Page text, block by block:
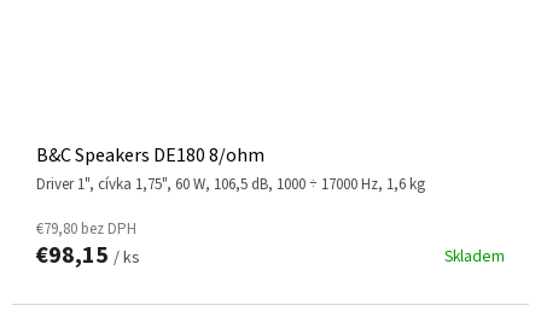
B&C Speakers DE180 8/ohm
driver 1", cívka 1,75", 60 W, 106,5 dB, 1000 ÷ 17000 Hz, 1,6 kg
Skladem
€79,80 bez DPH
€98,15 / ks